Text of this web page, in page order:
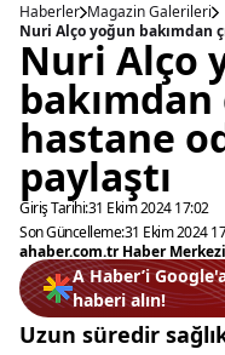
Haberler Magazin Galerileri
Nuri Alço yoğun bakımdan
Nuri Alço
bakımdan
hastane
paylaştı
Giriş Tarihi:31 Ekim 2024 17:02
Son Güncelleme:31 Ekim 2024
ahaber.com.tr Haber Merkezi
A Haber’i
haberi alın!
Uzun süredir